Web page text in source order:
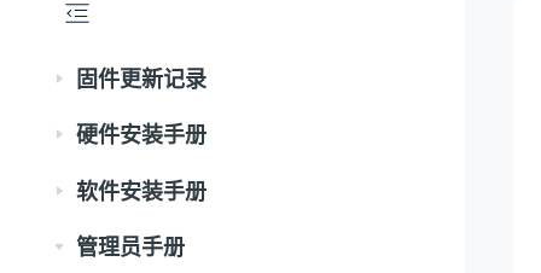
固件更新记录
硬件安装手册
软件安装手册
管理员手册